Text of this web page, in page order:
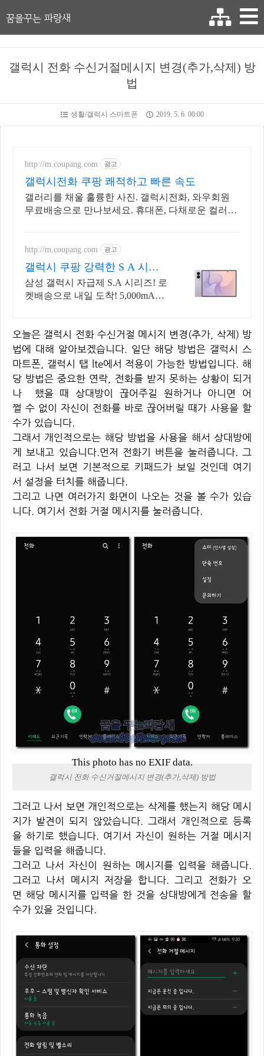
꿈을꾸는 파랑새
갤럭시 전화 수신거절메시지 변경(추가,삭제) 방
법
생활/갤럭시 스마트폰 2019. 5. 6. 00:00
http://m.coupang.com 광고
갤럭시전화 쿠팡 쾌적하고 빠른 속도
갤러리를 채울 훌륭한 사진. 갤럭시전화, 와우회원
무료배송으로 만나보세요. 휴대폰, 다채로운 컬러와
http://m.coupang.com 광고
갤럭시 쿠팡 강력한 S A 시리
즈
삼성 갤럭시 자급제 S.A 시리즈! 로
켓배송으로 내일 도착! 5,000mAh
오늘은 갤럭시 전화 수신거절 메시지 변경(추가, 삭제) 방
법에 대해 알아보겠습니다. 일단 해당 방법은 갤럭시 스
마트폰, 갤럭시 탭 lte에서 적용이 가능한 방법입니다. 해
당 방법은 중요한 연락, 전화를 받지 못하는 상황이 되거
나 했을 때 상대방이 끊어주길 원하거나 아니면 어
쩔 수 없이 자신이 전화를 바로 끊어버릴 때가 사용을 할
수가 있습니다.
그래서 개인적으로는 해당 방법을 사용을 해서 상대방에
게 보내고 있습니다.먼저 전화기 버튼을 눌러줍니다. 그
러고 나서 보면 기본적으로 키패드가 보일 것인데 여기
서 설정을 터치를 해줍니다.
그리고 나면 여러가지 화면이 나오는 것을 볼 수가 있습
니다. 여기서 전화 거절 메시지를 눌러줍니다.
This photo has no EXIF data.
갤럭시 전화 수신거절메시지 변경(추가,삭제) 방법
그러고 나서 보면 개인적으로는 삭제를 했는지 해당 메시
지가 발견이 되지 않았습니다. 그래서 개인적으로 등록
을 하기로 했습니다. 여기서 자신이 원하는 거절 메시지
들을 입력을 해줍니다.
그러고 나서 자신이 원하는 메시지를 입력을 해줍니다.
그러고 나서 메시지 저장을 합니다. 그리고 전화가 오
면 해당 메시지를 입력을 한 것을 상대방에게 전송을 할
수가 있을 것입니다.